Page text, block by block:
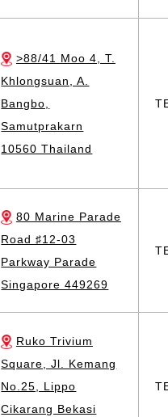
>88/41 Moo 4, T.
Khlongsuan, A.
Bangbo,
Samutprakarn
10560 Thailand
80 Marine Parade
Road ♯12-03
Parkway Parade
Singapore 449269
Ruko Trivium
Square, Jl. Kemang
No.25, Lippo
Cikarang Bekasi